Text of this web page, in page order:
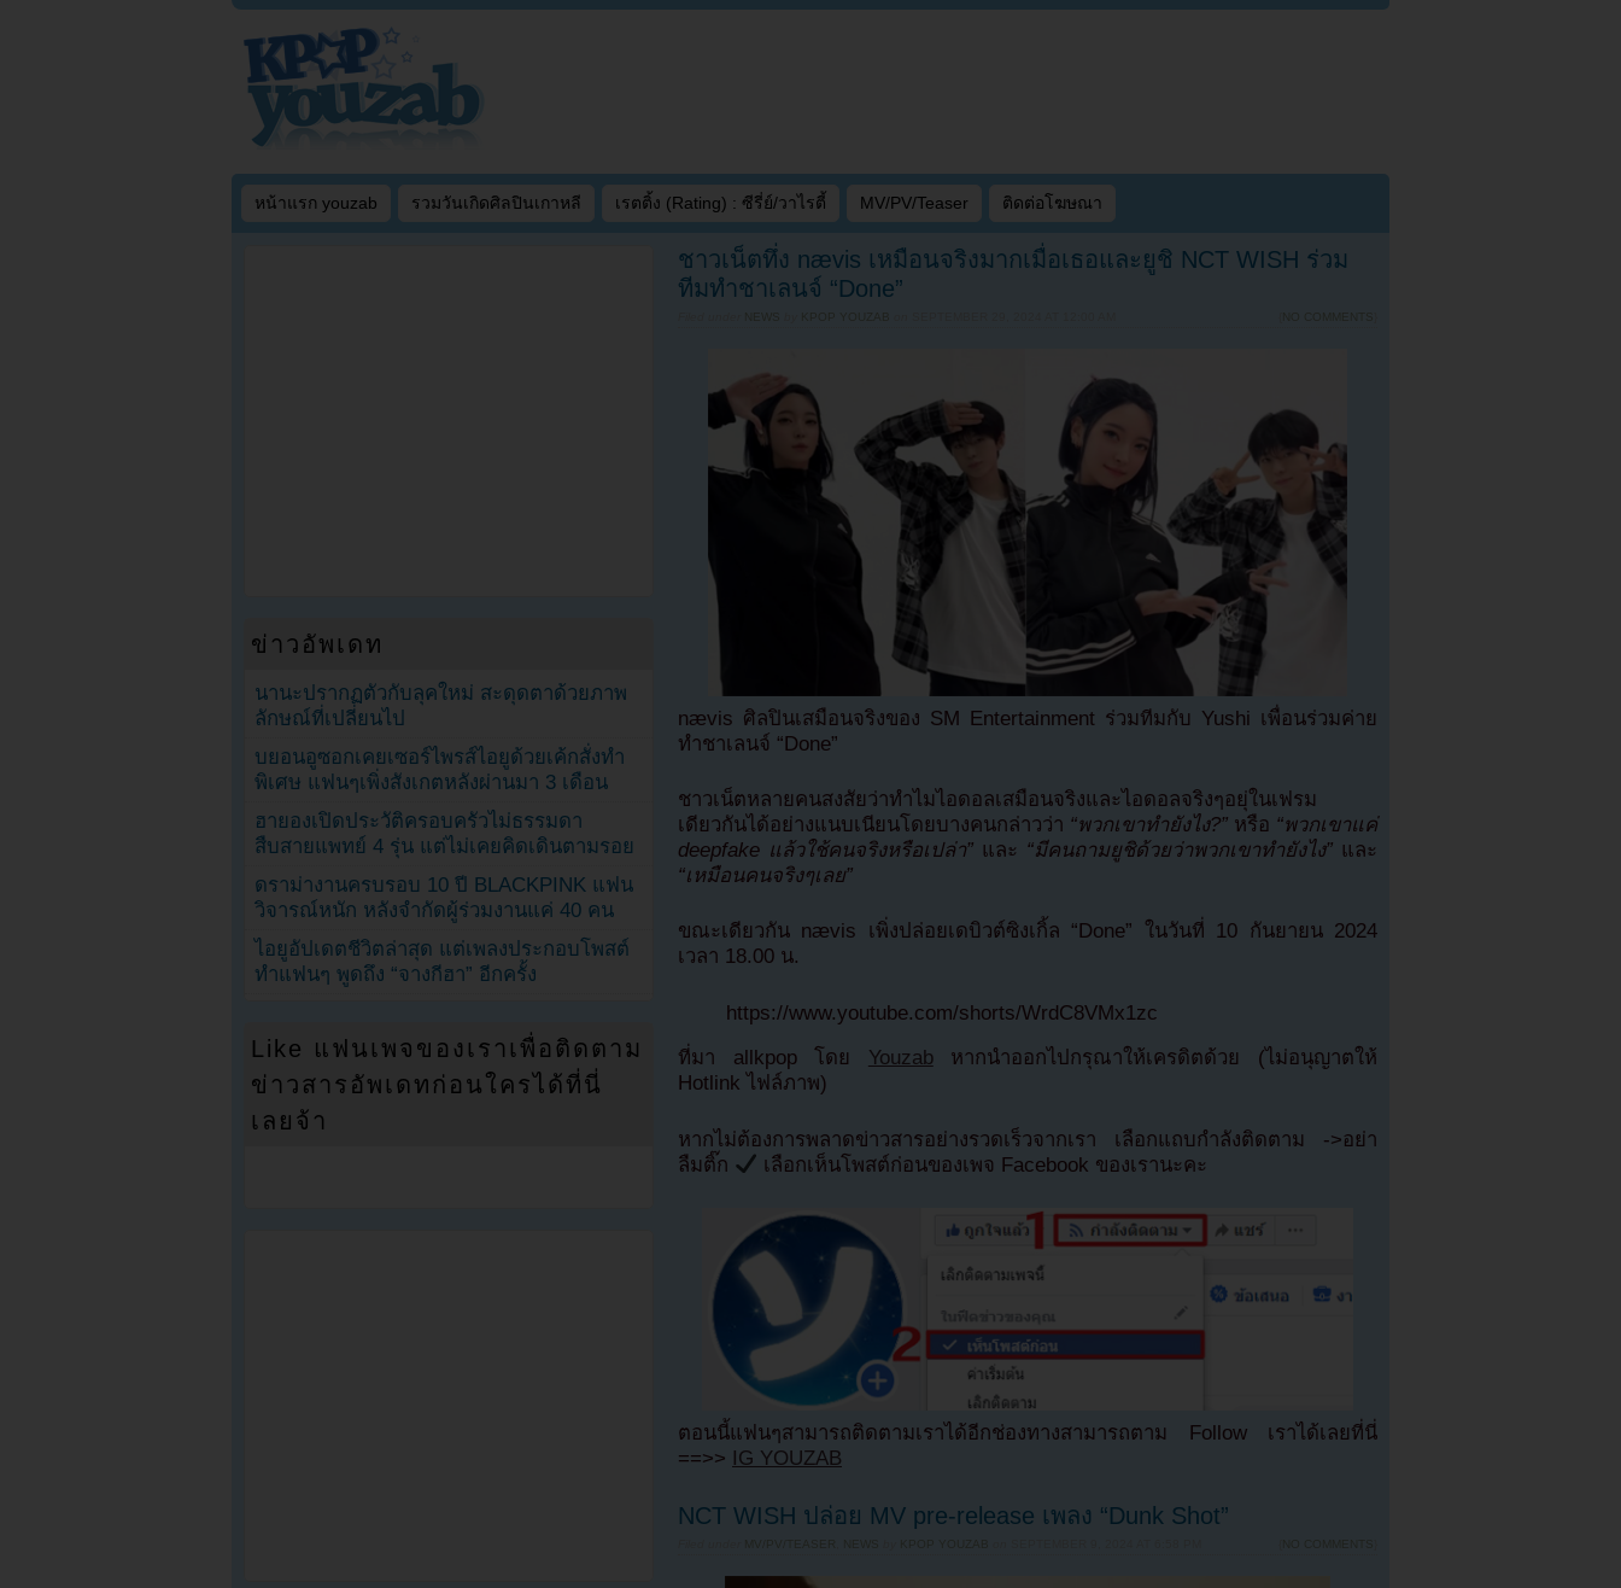
หน้าแรก youzab รวมวันเกิดศิลปินเกาหลี เรตติ้ง (Rating) : ซีรี่ย์/วาไรตี้ MV/PV/Teaser ติดต่อโฆษณา
ชาวเน็ตทึ่ง nævis เหมือนจริงมากเมื่อเธอและยูชิ NCT WISH ร่วม
ทีมทำชาเลนจ์ “Done”
NEWS KPOP YOUZAB NO COMMENTS
nævis ศิลปินเสมือนจริงของ SM Entertainment ร่วมทีมกับ Yushi เพื่อนร่วมค่าย
ทำชาเลนจ์ “Done”
ชาวเน็ตหลายคนสงสัยว่าทำไมไอดอลเสมือนจริงและไอดอลจริงๆอยุ่ในเฟรม
เดียวกันได้อย่างแนบเนียนโดยบางคนกล่าวว่า “พวกเขาทำยังไง?” หรือ “พวกเขาแค่
deepfake แล้วใช้คนจริงหรือเปล่า” และ “มีคนถามยูชิด้วยว่าพวกเขาทำยังไง” และ
“เหมือนคนจริงๆเลย”
ขณะเดียวกัน nævis เพิ่งปล่อยเดบิวต์ซิงเกิ้ล “Done” ในวันที่ 10 กันยายน 2024
เวลา 18.00 น.
https://www.youtube.com/shorts/WrdC8VMx1zc
ที่มา allkpop โดย Youzabหากนำออกไปกรุณาให้เครดิตด้วย (ไม่อนุญาตให้
Hotlink ไฟล์ภาพ)
หากไม่ต้องการพลาดข่าวสารอย่างรวดเร็วจากเรา เลือกแถบกำลังติดตาม ->อย่า
ลืมติ๊ก
เลือกเห็นโพสต์ก่อนของเพจ Facebook ของเรานะคะ
ตอนนี้แฟนๆสามารถติดตามเราได้อีกช่องทางสามารถตาม Follow เราได้เลยที่นี่
==>> IG YOUZAB
NCT WISH ปล่อย MV pre-release เพลง “Dunk Shot”
MV/PV/TEASER NEWS KPOP YOUZAB NO COMMENTS
ข่าวอัพเดท
นานะปรากฏตัวกับลุคใหม่ สะดุดตาด้วยภาพ
ลักษณ์ที่เปลี่ยนไป
บยอนอูซอกเคยเซอร์ไพรส์ไอยูด้วยเค้กสั่งทำ
พิเศษ แฟนๆเพิ่งสังเกตหลังผ่านมา 3 เดือน
ฮายองเปิดประวัติครอบครัวไม่ธรรมดา
สืบสายแพทย์ 4 รุ่น แต่ไม่เคยคิดเดินตามรอย
ดราม่างานครบรอบ 10 ปี BLACKPINK แฟน
วิจารณ์หนัก หลังจำกัดผู้ร่วมงานแค่ 40 คน
ไอยูอัปเดตชีวิตล่าสุด แต่เพลงประกอบโพสต์
ทำแฟนๆ พูดถึง “จางกีฮา” อีกครั้ง
Like แฟนเพจของเราเพื่อติดตาม
ข่าวสารอัพเดทก่อนใครได้ที่นี่
เลยจ้า